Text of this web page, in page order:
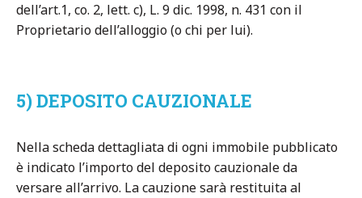
dell’art.1, co. 2, lett. c), L. 9 dic. 1998, n. 431 con il
Proprietario dell’alloggio (o chi per lui).
5) DEPOSITO CAUZIONALE
Nella scheda dettagliata di ogni immobile pubblicato
è indicato l’importo del deposito cauzionale da
versare all’arrivo. La cauzione sarà restituita al